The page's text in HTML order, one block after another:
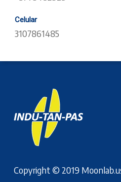
Celular
3107861485
Copyright © 2019